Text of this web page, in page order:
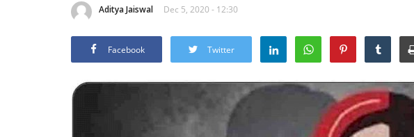
Aditya Jaiswal Dec 5, 2020 - 12:30
Facebook Twitter